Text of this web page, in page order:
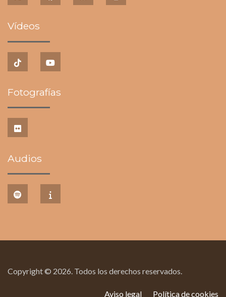
Vídeos
Fotografías
Audios
Copyright © 2026. Todos los derechos reservados.
Aviso legal Política de cookies